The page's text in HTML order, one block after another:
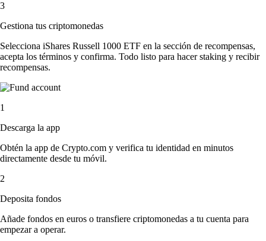
3
Gestiona tus criptomonedas
Selecciona iShares Russell 1000 ETF en la sección de recompensas,
acepta los términos y confirma. Todo listo para hacer staking y recibir
recompensas.
1
Descarga la app
Obtén la app de Crypto.com y verifica tu identidad en minutos
directamente desde tu móvil.
2
Deposita fondos
Añade fondos en euros o transfiere criptomonedas a tu cuenta para
empezar a operar.